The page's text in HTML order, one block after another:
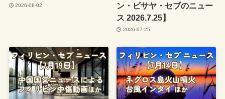
2026-08-02
ン・ビサヤ・セブのニュー
ス 2026.7.25】
2026-07-25